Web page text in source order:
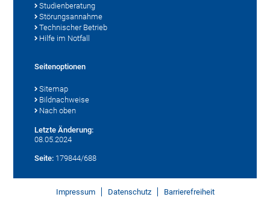
Studienberatung
Störungsannahme
Technischer Betrieb
Hilfe im Notfall
Seitenoptionen
Sitemap
Bildnachweise
Nach oben
Letzte Änderung:
08.05.2024
Seite: 179844/688
Impressum Datenschutz Barrierefreiheit